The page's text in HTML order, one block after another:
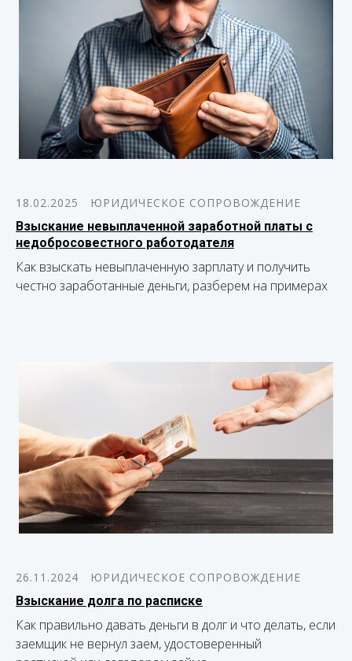
18.02.2025
ЮРИДИЧЕСКОЕ СОПРОВОЖДЕНИЕ
Взыскание невыплаченной заработной платы с
недобросовестного работодателя
Как взыскать невыплаченную зарплату и получить
честно заработанные деньги, разберем на примерах
26.11.2024
ЮРИДИЧЕСКОЕ СОПРОВОЖДЕНИЕ
Взыскание долга по расписке
Как правильно давать деньги в долг и что делать, если
заемщик не вернул заем, удостоверенный